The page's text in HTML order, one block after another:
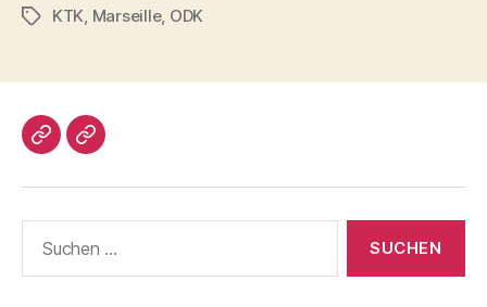
Schlagwörter
KTK Marseille, ODK
Impressum/DatSchutz
Beliebte
nach: